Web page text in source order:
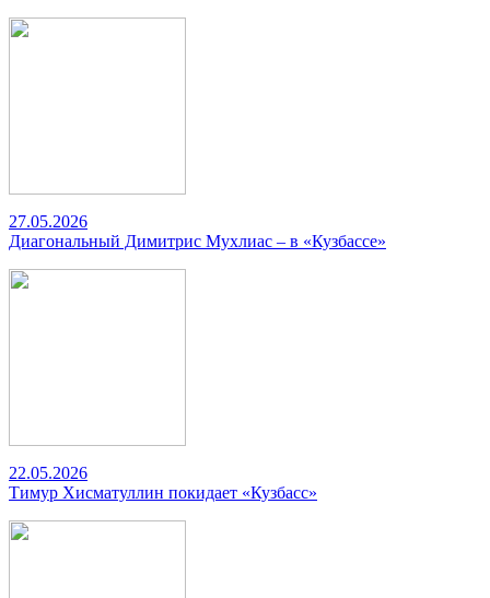
27.05.2026
Диагональный Димитрис Мухлиас – в «Кузбассе»
22.05.2026
Тимур Хисматуллин покидает «Кузбасс»